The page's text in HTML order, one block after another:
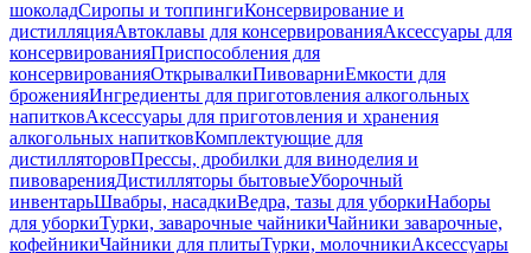
шоколадСиропы и топпингиКонсервирование и
дистилляцияАвтоклавы для консервированияАксессуары для
консервированияПриспособления для
консервированияОткрывалкиПивоварниЕмкости для
броженияИнгредиенты для приготовления алкогольных
напитковАксессуары для приготовления и хранения
алкогольных напитковКомплектующие для
дистилляторовПрессы, дробилки для виноделия и
пивоваренияДистилляторы бытовыеУборочный
инвентарьШвабры, насадкиВедра, тазы для уборкиНаборы
для уборкиТурки, заварочные чайникиЧайники заварочные,
кофейникиЧайники для плитыТурки, молочникиАксессуары